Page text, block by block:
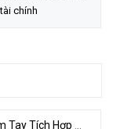
tài chính
ZTE U60 Pro | Bộ Phát 5G Cầm Tay Tích Hợp Công Nghệ WiFi 7, Pin 10000mAh